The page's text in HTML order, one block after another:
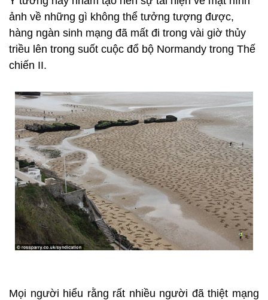
ảnh về những gì không thể tưởng tượng được,
hàng ngàn sinh mạng đã mất đi trong vài giờ thủy
triều lên trong suốt cuộc đổ bộ Normandy trong Thế
chiến II.
Mọi người hiểu rằng rất nhiều người đã thiệt mạng